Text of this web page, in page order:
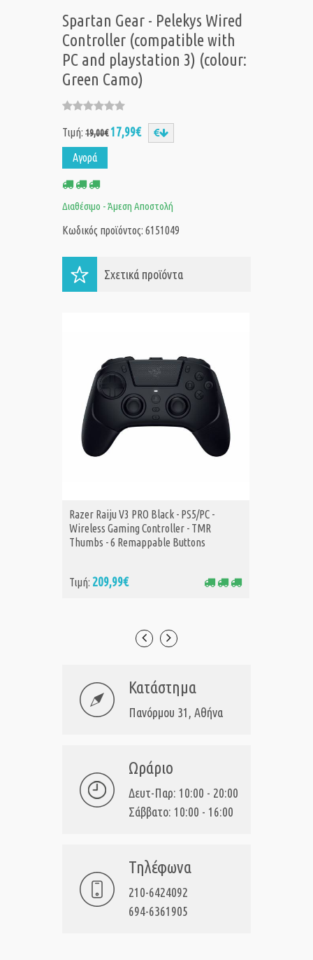
Spartan Gear - Pelekys Wired
Controller (compatible with
PC and playstation 3) (colour:
Green Camo)
Τιμή: 19,00€17,99€
Αγορά
Διαθέσιμο - Άμεση Αποστολή
Κωδικός προϊόντος: 6151049
Σχετικά προϊόντα
ΑΓΟΡΑ
Razer Raiju V3 PRO Black - PS5/PC -
Wireless Gaming Controller - TMR
Thumbs - 6 Remappable Buttons
Τιμή: 209,99€
Κατάστημα
Πανόρμου 31, Αθήνα
Ωράριο
Δευτ-Παρ: 10:00 - 20:00
Σάββατο: 10:00 - 16:00
Τηλέφωνα
210-6424092
694-6361905